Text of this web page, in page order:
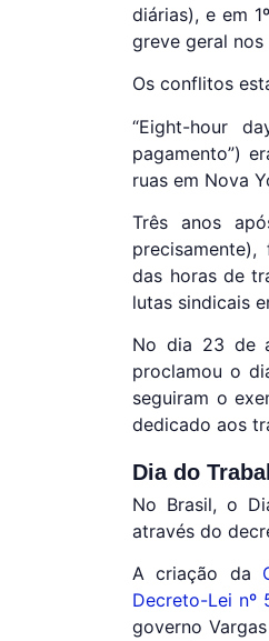
diárias), e em
greve geral nos
Os conflitos
“Eight-hour
pagamento”)
ruas em Nova
Três anos
das horas de
lutas sindicais
No dia 23 de
proclamou o
seguiram o
dedicado aos
Dia do
No Brasil, o
através do
A criação da
Decreto-Lei nº
governo